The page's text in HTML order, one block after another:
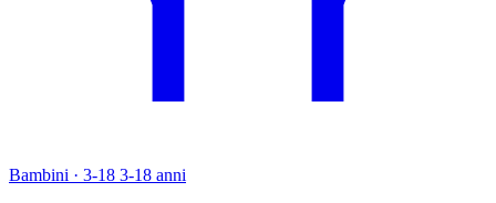
Bambini · 3-18 3-18 anni